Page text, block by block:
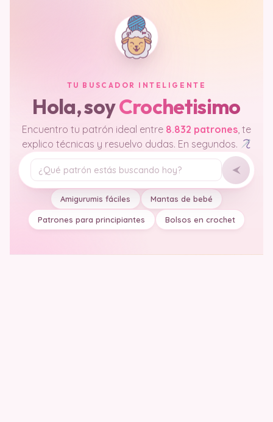
TU BUSCADOR INTELIGENTE
Hola, soyCrochetisimo
Encuentro tu patrón ideal entre 8.832 patrones, te
explico técnicas y resuelvo dudas. En segundos.
Tu pregunta
Amigurumis fáciles Mantas de bebé
Patrones para principiantes Bolsos en crochet